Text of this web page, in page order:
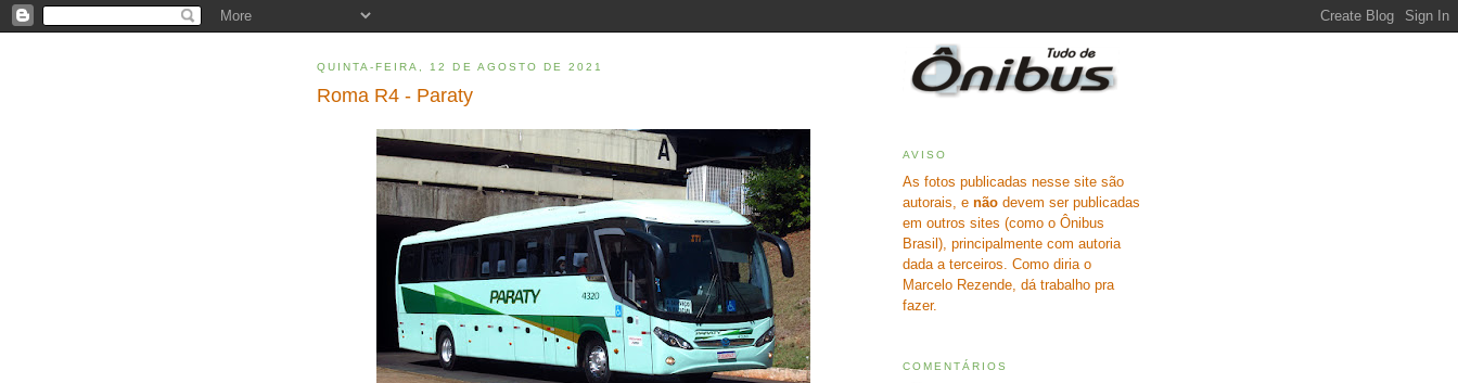
QUINTA-FEIRA, 12 DE AGOSTO DE 2021
Roma R4 - Paraty
AVISO
As fotos publicadas nesse site são
autorais, e não devem ser publicadas
em outros sites (como o Ônibus
Brasil), principalmente com autoria
dada a terceiros. Como diria o
Marcelo Rezende, dá trabalho pra
fazer.
COMENTÁRIOS